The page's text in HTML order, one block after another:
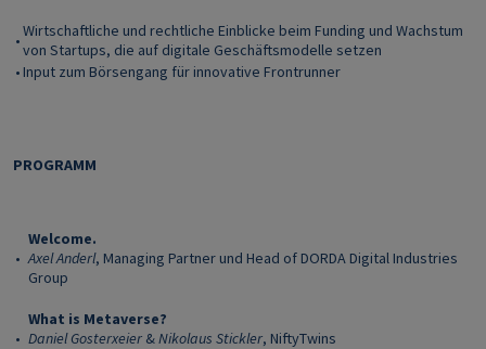
•Wirtschaftliche und rechtliche Einblicke beim Funding und Wachstum
von Startups, die auf digitale Geschäftsmodelle setzen
• Input zum Börsengang für innovative Frontrunner
PROGRAMM
•
Welcome.
Axel Anderl, Managing Partner und Head of DORDA Digital Industries
Group
•
What is Metaverse?
Daniel Gosterxeier &Nikolaus Stickler, NiftyTwins